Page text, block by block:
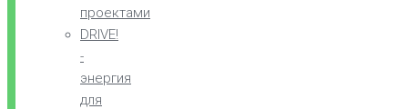
проектами
DRIVE!
-
энергия
для